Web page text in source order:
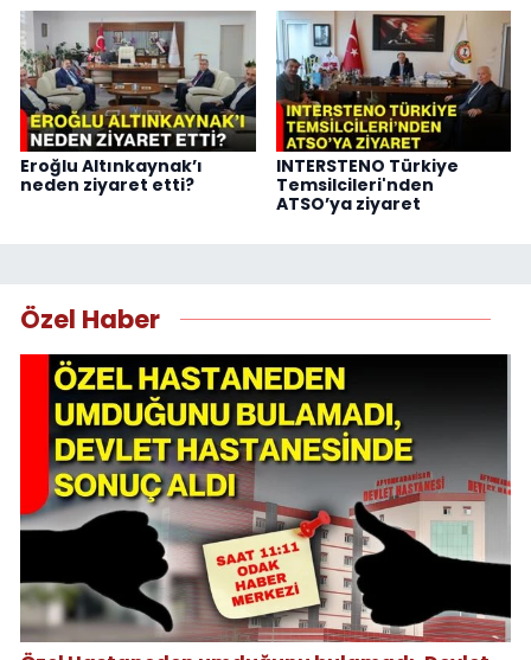
Eroğlu Altınkaynak’ı
neden ziyaret etti?
INTERSTENO Türkiye
Temsilcileri'nden
ATSO’ya ziyaret
Özel Haber